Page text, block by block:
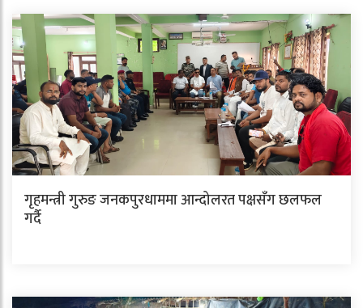
गृहमन्त्री गुरुङ जनकपुरधाममा आन्दोलरत पक्षसँग छलफल
गर्दै